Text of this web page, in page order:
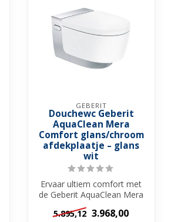
GEBERIT
Douchewc Geberit
AquaClean Mera
Comfort glans/chroom
afdekplaatje – glans
wit
Ervaar ultiem comfort met
de Geberit AquaClean Mera
Comfort Douche WC. Een
luxe ...
5.895,12 3.968,00